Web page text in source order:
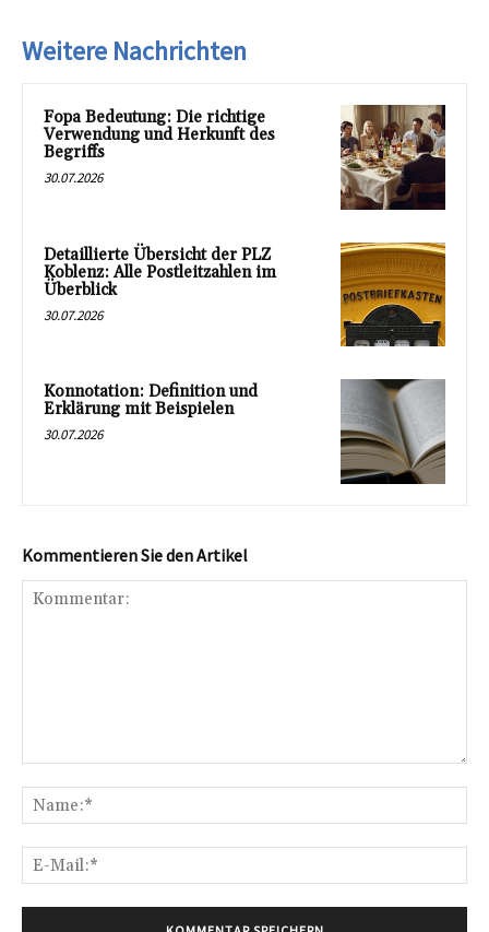
Weitere Nachrichten
Fopa Bedeutung: Die richtige
Verwendung und Herkunft des
Begriffs
30.07.2026
Detaillierte Übersicht der PLZ
Koblenz: Alle Postleitzahlen im
Überblick
30.07.2026
Konnotation: Definition und
Erklärung mit Beispielen
30.07.2026
Kommentieren Sie den Artikel